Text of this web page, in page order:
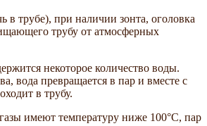
в трубе), при наличии зонта, оголовка
трубу от атмосферных
некоторое количество воды.
вода превращается в пар и вместе с
в трубу.
имеют температуру ниже 100°С, пар